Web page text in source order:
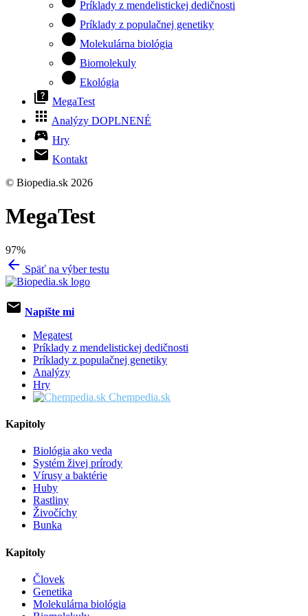
Príklady z mendelistickej dedičnosti
circle Príklady z populačnej genetiky
circle Molekulárna biológia
circle Biomolekuly
circle Ekológia
quiz MegaTest
apps Analýzy DOPLNENÉ
sports_esports Hry
mail Kontakt
© Biopedia.sk 2026
MegaTest
97%
arrow_back Späť na výber testu
email Napíšte mi
Megatest
Príklady z mendelistickej dedičnosti
Príklady z populačnej genetiky
Analýzy
Hry
Chempedia.sk
Kapitoly
Biológia ako veda
Systém živej prírody
Vírusy a baktérie
Huby
Rastliny
Živočíchy
Bunka
Kapitoly
Človek
Genetika
Molekulárna biológia